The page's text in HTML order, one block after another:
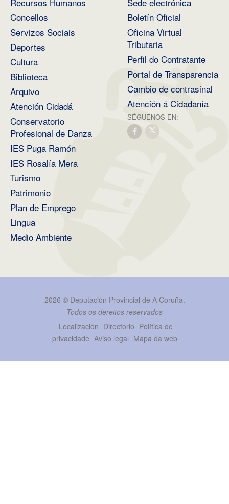
Concellos
Servizos Sociais
Deportes
Cultura
Biblioteca
Arquivo
Atención Cidadá
Conservatorio
Profesional de Danza
IES Puga Ramón
IES Rosalía Mera
Turismo
Patrimonio
Plan de Emprego
Lingua
Medio Ambiente
Boletín Oficial
Oficina Virtual
Tributaria
Perfil do Contratante
Portal de Transparencia
Cambio de contrasinal
Atención á Cidadanía
SÉGUENOS EN:
2026 © Deputación Provincial de A Coruña.
Todos os dereitos reservados
Localización Directorio Política de
privacidade Aviso legal Mapa da web